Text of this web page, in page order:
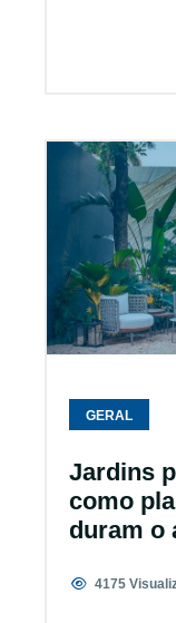
GERAL
Jardins
como
duram o
4175